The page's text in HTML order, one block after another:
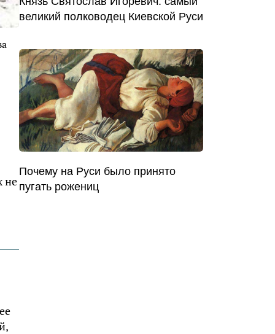
не
великий полководец Киевской Руси
Почему на Руси было принято
пугать рожениц